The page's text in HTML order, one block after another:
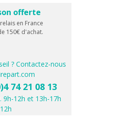
offerte
en France
150€ d'achat.
? Contactez-nous
74 21 08 13
9h-12h et 13h-17h